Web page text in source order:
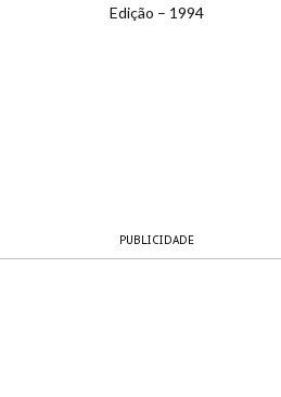
Edição – 1994
PUBLICIDADE